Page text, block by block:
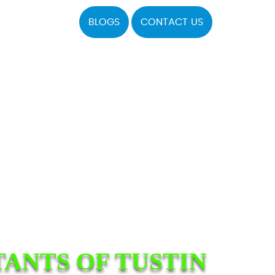
BLOGS CONTACT US
OF TUSTIN